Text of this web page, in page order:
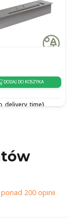
DODAJ DO KOSZYKA
ponad 200 opinii